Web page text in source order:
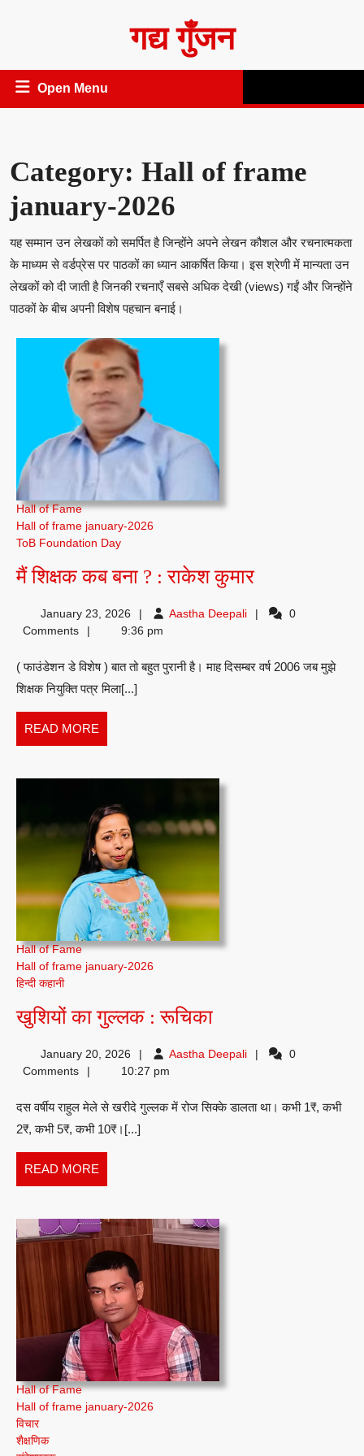
गद्य गुँजन
Open Menu
Category: Hall of frame
january-2026
यह सम्मान उन लेखकों को समर्पित है जिन्होंने अपने लेखन कौशल और रचनात्मकता
के माध्यम से वर्डप्रेस पर पाठकों का ध्यान आकर्षित किया। इस श्रेणी में मान्यता उन
लेखकों को दी जाती है जिनकी रचनाएँ सबसे अधिक देखी (views) गईं और जिन्होंने
पाठकों के बीच अपनी विशेष पहचान बनाई।
Hall of Fame
Hall of frame january-2026
ToB Foundation Day
मैं शिक्षक कब बना ? : राकेश कुमारमैं
कब
?
January 23, 2026 Aastha DeepaliAastha 0
Comments
9:36 pm
( फाउंडेशन डे विशेष ) बात तो बहुत पुरानी है। माह दिसम्बर वर्ष 2006 जब मुझे
शिक्षक नियुक्ति पत्र मिला[...]
READ MORE
MORE
Hall of Fame
Hall of frame january-2026
हिन्दी कहानी
खुशियों का गुल्लक : रूचिकाखुशियों
गुल्लक
रूचिका
January 20, 2026 Aastha DeepaliAastha 0
Comments
10:27 pm
दस वर्षीय राहुल मेले से खरीदे गुल्लक में रोज सिक्के डालता था। कभी 1₹, कभी
2₹, कभी 5₹, कभी 10₹।[...]
READ MORE
MORE
Hall of Fame
Hall of frame january-2026
विचार
शैक्षणिक